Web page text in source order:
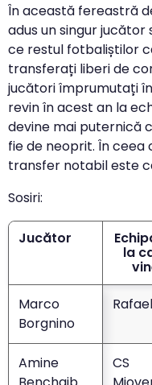
În această fereastră
adus un singur
ce restul fotbaliștilor
transferați liberi de
jucători împrumutați
revin în acest an la
devine mai puternică
fie de neoprit. În ceea
transfer notabil este
Sosiri:
Jucător
la
Marco
Borgnino
Amine
CS